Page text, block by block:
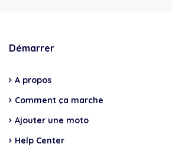
Démarrer
A propos
Comment ça marche
Ajouter une moto
Help Center